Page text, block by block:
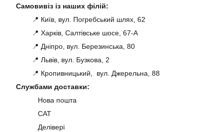
Самовивіз із наших філій:
📍 Київ, вул. Погребський шлях, 62
📍 Харків, Салтівське шосе, 67-А
📍 Дніпро, вул. Березинська, 80
📍 Львів, вул. Бузкова, 2
📍 Кропивницький, вул. Джерельна, 88
Службами доставки:
Нова пошта
САТ
Делівері